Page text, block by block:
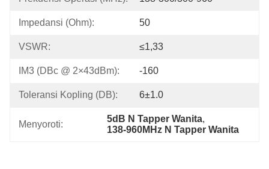
Impedansi (Ohm): 50
VSWR: ≤1,33
IM3 (dBc @ 2×43dBm): -160
Toleransi Kopling (dB): 6±1.0
Menyoroti:
5dB N Tapper Wanita,
138-960MHz N Tapper Wanita